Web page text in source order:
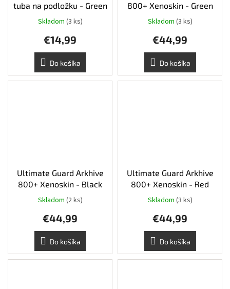
tuba na podložku - Green
Skladom (3 ks)
€14,99
Do košíka
800+ Xenoskin - Green
Skladom (3 ks)
€44,99
Do košíka
Ultimate Guard Arkhive
800+ Xenoskin - Black
Skladom (2 ks)
€44,99
Do košíka
Ultimate Guard Arkhive
800+ Xenoskin - Red
Skladom (3 ks)
€44,99
Do košíka